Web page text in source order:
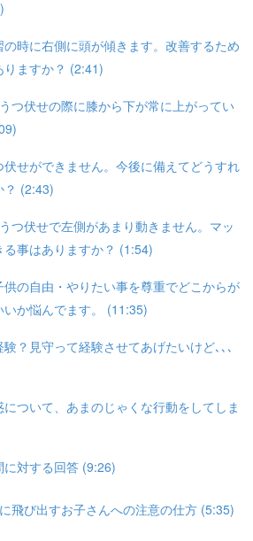
の時に右側に頭が傾きます。改善するため
ますか？ (2:41)
つ伏せの際に膝から下が常に上がってい
伏せができません。今後に備えてどうすれ
？ (2:43)
つ伏せで左側があまり動きません。マッ
事はありますか？ (1:54)
供の自由・やりたい事を尊重でどこからが
いか悩んでます。 (11:35)
？見守って経験させてあげたいけど､､､
ついて、あまのじゃくな行動をしてしま
に対する回答 (9:26)
飛び出すお子さんへの注意の仕方 (5:35)